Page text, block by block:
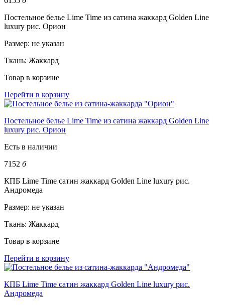
Постельное белье Lime Time из сатина жаккард Golden Line
luxury рис. Орион
Размер: не указан
Ткань: Жаккард
Товар в корзине
Перейти в корзину
Постельное белье Lime Time из сатина жаккард Golden Line
luxury рис. Орион
Есть в наличии
7152 б
КПБ Lime Time сатин жаккард Golden Line luxury рис.
Андромеда
Размер: не указан
Ткань: Жаккард
Товар в корзине
Перейти в корзину
КПБ Lime Time сатин жаккард Golden Line luxury рис.
Андромеда